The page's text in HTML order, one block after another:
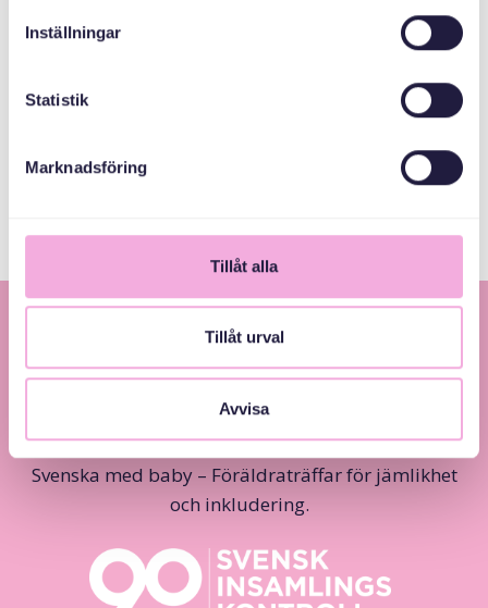
Inställningar
Statistik
Marknadsföring
Tillåt alla
Tillåt urval
Avvisa
Svenska med baby – Föräldraträffar för jämlikhet
och inkludering.